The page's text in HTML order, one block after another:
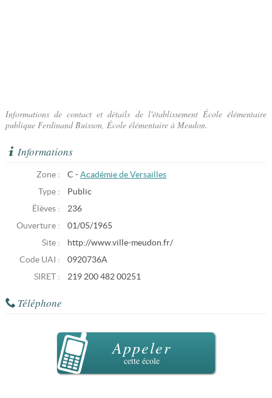
Informations de contact et détails de l'établissement École élémentaire
publique Ferdinand Buisson, École élémentaire à Meudon.
Informations
Zone : C - Académie de Versailles
Type :
Public
Élèves :
236
Ouverture :
01/05/1965
Site :
http://www.ville-meudon.fr/
Code UAI :
0920736A
SIRET :
219 200 482 00251
Téléphone
Appeler
cette école